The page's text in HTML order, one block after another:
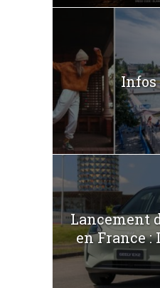
Infos
Lancement
en France :